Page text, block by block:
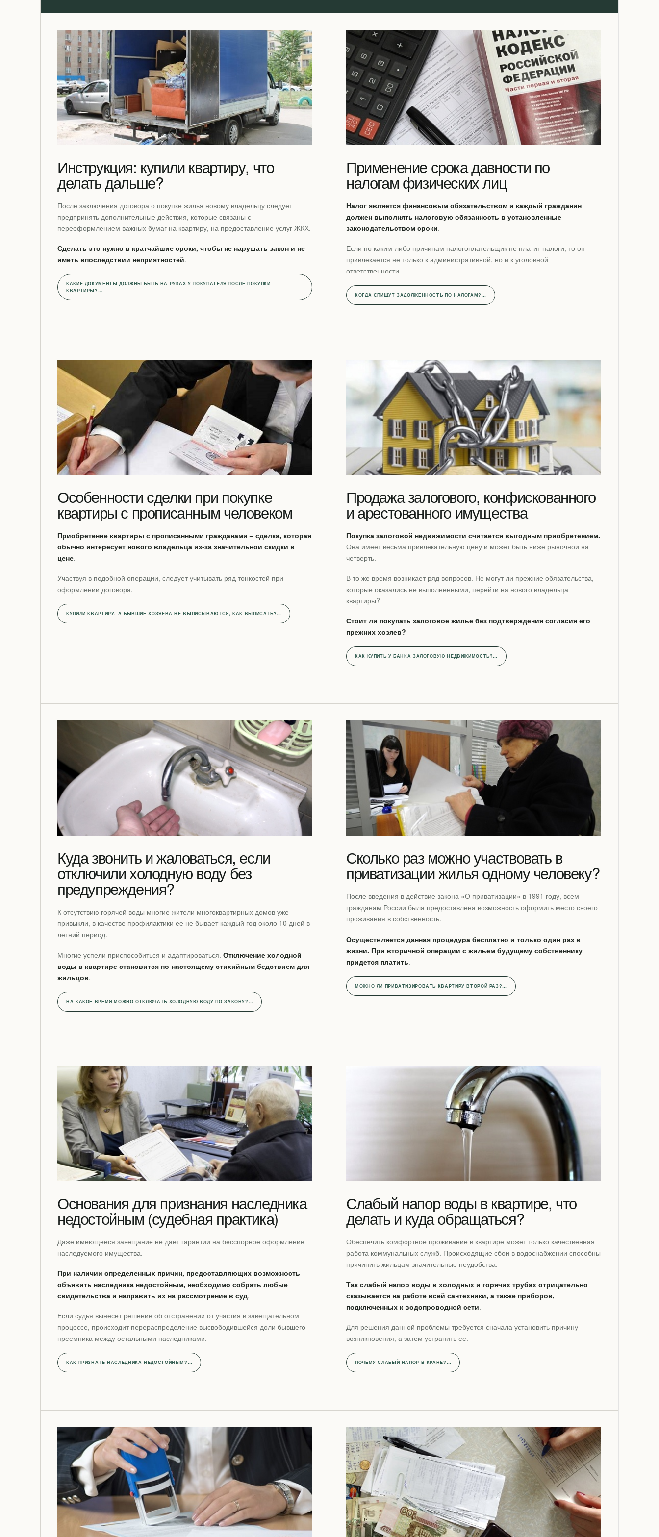
Инструкция: купили квартиру, что
делать дальше?
После заключения договора о покупке жилья новому владельцу следует
предпринять дополнительные действия, которые связаны с
переоформлением важных бумаг на квартиру, на предоставление услуг ЖКХ.
Сделать это нужно в кратчайшие сроки, чтобы не нарушать закон и не
иметь впоследствии неприятностей.
КАКИЕ ДОКУМЕНТЫ ДОЛЖНЫ БЫТЬ НА РУКАХ У ПОКУПАТЕЛЯ ПОСЛЕ ПОКУПКИ
КВАРТИРЫ?…
Применение срока давности по
налогам физических лиц
Налог является финансовым обязательством и каждый гражданин
должен выполнять налоговую обязанность в установленные
законодательством сроки.
Если по каким-либо причинам налогоплательщик не платит налоги, то он
привлекается не только к административной, но и к уголовной
ответственности.
КОГДА СПИШУТ ЗАДОЛЖЕННОСТЬ ПО НАЛОГАМ?…
Особенности сделки при покупке
квартиры с прописанным человеком
Приобретение квартиры с прописанными гражданами – сделка, которая
обычно интересует нового владельца из-за значительной скидки в
цене.
Участвуя в подобной операции, следует учитывать ряд тонкостей при
оформлении договора.
КУПИЛИ КВАРТИРУ, А БЫВШИЕ ХОЗЯЕВА НЕ ВЫПИСЫВАЮТСЯ, КАК ВЫПИСАТЬ?…
Продажа залогового, конфискованного
и арестованного имущества
Покупка залоговой недвижимости считается выгодным приобретением.
Она имеет весьма привлекательную цену и может быть ниже рыночной на
четверть.
В то же время возникает ряд вопросов. Не могут ли прежние обязательства,
которые оказались не выполненными, перейти на нового владельца
квартиры?
Стоит ли покупать залоговое жилье без подтверждения согласия его
прежних хозяев?
КАК КУПИТЬ У БАНКА ЗАЛОГОВУЮ НЕДВИЖИМОСТЬ?…
Куда звонить и жаловаться, если
отключили холодную воду без
предупреждения?
К отсутствию горячей воды многие жители многоквартирных домов уже
привыкли, в качестве профилактики ее не бывает каждый год около 10 дней в
летний период.
Многие успели приспособиться и адаптироваться. Отключение холодной
воды в квартире становится по-настоящему стихийным бедствием для
жильцов.
НА КАКОЕ ВРЕМЯ МОЖНО ОТКЛЮЧАТЬ ХОЛОДНУЮ ВОДУ ПО ЗАКОНУ?…
Сколько раз можно участвовать в
приватизации жилья одному человеку?
После введения в действие закона «О приватизации» в 1991 году, всем
гражданам России была предоставлена возможность оформить место своего
проживания в собственность.
Осуществляется данная процедура бесплатно и только один раз в
жизни. При вторичной операции с жильем будущему собственнику
придется платить.
МОЖНО ЛИ ПРИВАТИЗИРОВАТЬ КВАРТИРУ ВТОРОЙ РАЗ?…
Основания для признания наследника
недостойным (судебная практика)
Даже имеющееся завещание не дает гарантий на бесспорное оформление
наследуемого имущества.
При наличии определенных причин, предоставляющих возможность
объявить наследника недостойным, необходимо собрать любые
свидетельства и направить их на рассмотрение в суд.
Если судья вынесет решение об отстранении от участия в завещательном
процессе, происходит перераспределение высвободившейся доли бывшего
преемника между остальными наследниками.
КАК ПРИЗНАТЬ НАСЛЕДНИКА НЕДОСТОЙНЫМ?…
Слабый напор воды в квартире, что
делать и куда обращаться?
Обеспечить комфортное проживание в квартире может только качественная
работа коммунальных служб. Происходящие сбои в водоснабжении способны
причинить жильцам значительные неудобства.
Так слабый напор воды в холодных и горячих трубах отрицательно
сказывается на работе всей сантехники, а также приборов,
подключенных к водопроводной сети.
Для решения данной проблемы требуется сначала установить причину
возникновения, а затем устранить ее.
ПОЧЕМУ СЛАБЫЙ НАПОР В КРАНЕ?…